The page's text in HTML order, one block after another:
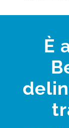
È